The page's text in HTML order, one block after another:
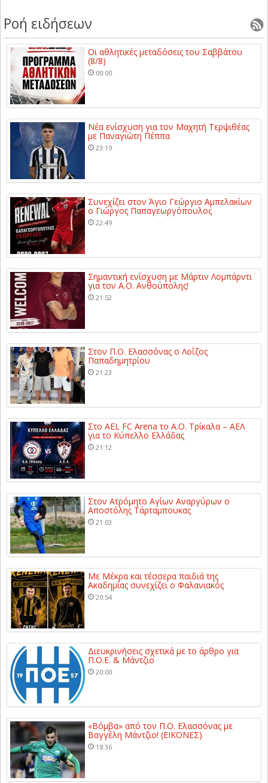
Ροή ειδήσεων
Οι αθλητικές μεταδόσεις του Σαββάτου
(8/8)
00:00
Νέα ενίσχυση για τον Μαχητή Τερψιθέας
με Παναγιώτη Πέππα
23:19
Συνεχίζει στον Άγιο Γεώργιο Αμπελακίων
ο Γιώργος Παπαγεωργόπουλος
22:49
Σημαντική ενίσχυση με Μάρτιν Λομπάρντι
για τον Α.Ο. Ανθούπολης!
21:52
Στον Π.Ο. Ελασσόνας ο Λοΐζος
Παπαδημητρίου
21:23
Στο AEL FC Arena το Α.Ο. Τρίκαλα – ΑΕΛ
για το Κύπελλο Ελλάδας
21:12
Στον Ατρόμητο Αγίων Αναργύρων ο
Αποστόλης Τάρταμπουκας
21:03
Με Μέκρα και τέσσερα παιδιά της
Ακαδημίας συνεχίζει ο Φαλανιακός
20:54
Διευκρινήσεις σχετικά με το άρθρο για
Π.Ο.Ε. & Μάντζιο
20:00
«Βόμβα» από τον Π.Ο. Ελασσόνας με
Βαγγέλη Μάντζιο! (ΕΙΚΟΝΕΣ)
18:36